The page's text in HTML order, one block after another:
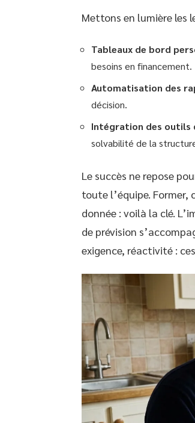
Mettons en lumière les
Tableaux de bord
besoins en financement.
Automatisation des
décision.
Intégration des outils
solvabilité de la
Le succès ne repose
toute l’équipe.
donnée : voilà la clé.
de prévision
exigence, réactivité :